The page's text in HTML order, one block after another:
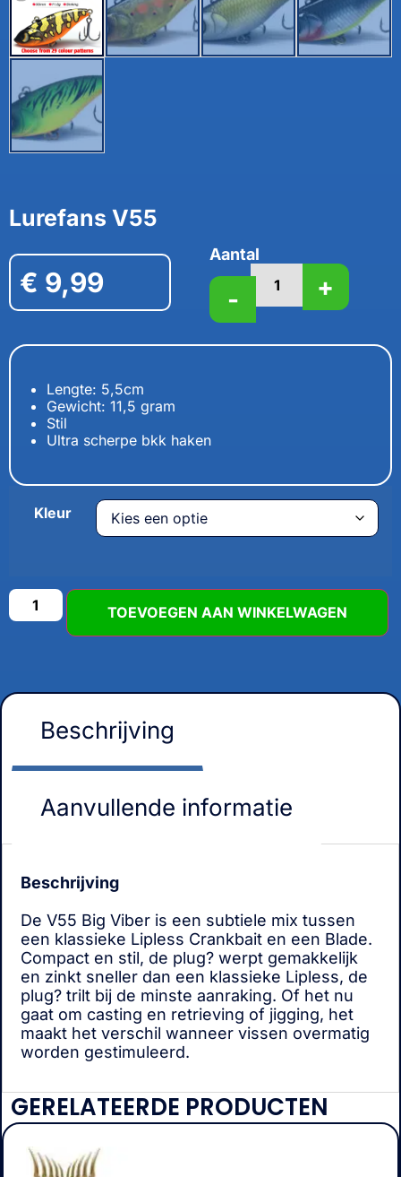
Lurefans V55
€ 9,99
Aantal
- +
Lengte: 5,5cm
Gewicht: 11,5 gram
Stil
Ultra scherpe bkk haken
Kleur
TOEVOEGEN AAN WINKELWAGEN
Beschrijving
Aanvullende informatie
Beschrijving
De V55 Big Viber is een subtiele mix tussen
een klassieke Lipless Crankbait en een Blade.
Compact en stil, de plug? werpt gemakkelijk
en zinkt sneller dan een klassieke Lipless, de
plug? trilt bij de minste aanraking. Of het nu
gaat om casting en retrieving of jigging, het
maakt het verschil wanneer vissen overmatig
worden gestimuleerd.
GERELATEERDE PRODUCTEN